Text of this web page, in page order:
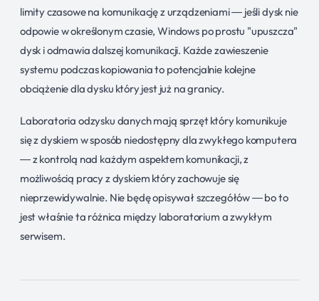
limity czasowe na komunikację z urządzeniami — jeśli dysk nie
odpowie w określonym czasie, Windows po prostu "upuszcza"
dysk i odmawia dalszej komunikacji. Każde zawieszenie
systemu podczas kopiowania to potencjalnie kolejne
obciążenie dla dysku który jest już na granicy.
Laboratoria odzysku danych mają sprzęt który komunikuje
się z dyskiem w sposób niedostępny dla zwykłego komputera
— z kontrolą nad każdym aspektem komunikacji, z
możliwością pracy z dyskiem który zachowuje się
nieprzewidywalnie. Nie będę opisywał szczegółów — bo to
jest właśnie ta różnica między laboratorium a zwykłym
serwisem.